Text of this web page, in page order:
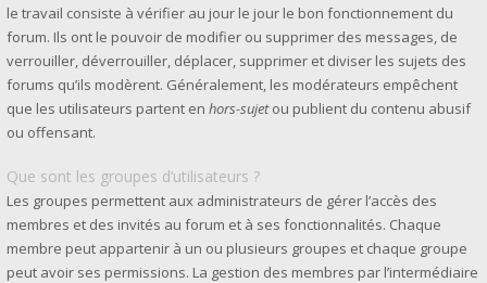
le travail consiste à vérifier au jour le jour le bon fonctionnement du
forum. Ils ont le pouvoir de modifier ou supprimer des messages, de
verrouiller, déverrouiller, déplacer, supprimer et diviser les sujets des
forums qu’ils modèrent. Généralement, les modérateurs empêchent
que les utilisateurs partent en hors-sujetou publient du contenu abusif
ou offensant.
Que sont les groupes d’utilisateurs ?
Les groupes permettent aux administrateurs de gérer l’accès des
membres et des invités au forum et à ses fonctionnalités. Chaque
membre peut appartenir à un ou plusieurs groupes et chaque groupe
peut avoir ses permissions. La gestion des membres par l’intermédiaire